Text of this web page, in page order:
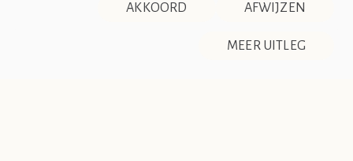
AFWIJZEN
AKKOORD
MEER UITLEG
DISCLAIMER & PRIVACY
RSS
overeenkomsten tussen de club en de werkelijkheid berusten